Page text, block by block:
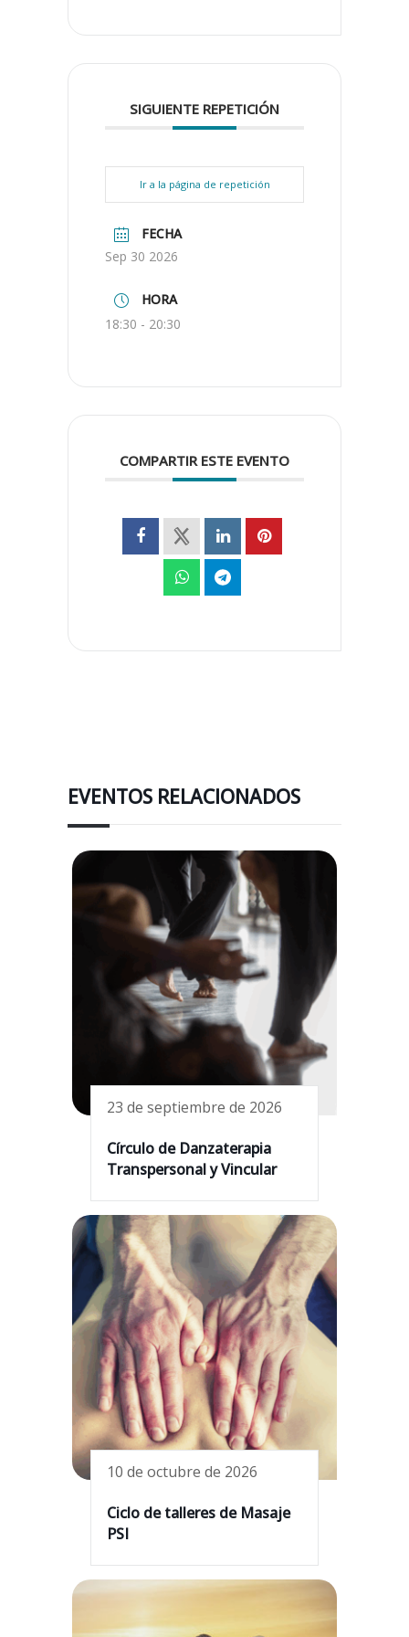
SIGUIENTE REPETICIÓN
Ir a la página de repetición
FECHA
Sep 30 2026
HORA
18:30 - 20:30
COMPARTIR ESTE EVENTO
EVENTOS RELACIONADOS
23 de septiembre de 2026
Círculo de Danzaterapia
Transpersonal y Vincular
10 de octubre de 2026
Ciclo de talleres de Masaje
PSI